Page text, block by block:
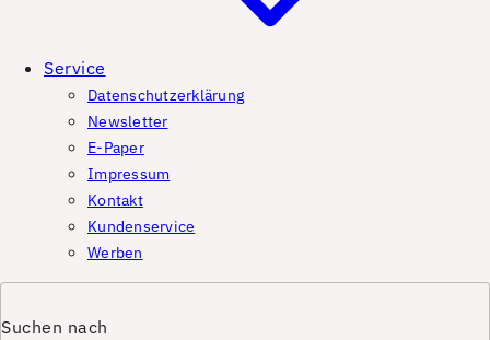
Service
Datenschutzerklärung
Newsletter
E-Paper
Impressum
Kontakt
Kundenservice
Werben
Suchen nach